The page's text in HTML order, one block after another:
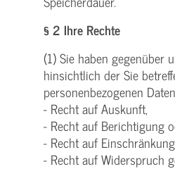
§ 2 Ihre Rechte
(1) Sie haben gegenüber
hinsichtlich der Sie
personenbezogenen
- Recht auf Auskunft,
- Recht auf Berichtigung
- Recht auf
- Recht auf Widerspruch